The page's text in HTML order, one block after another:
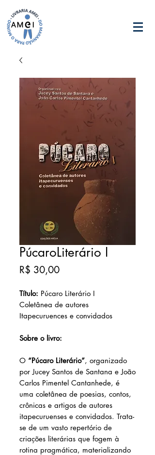
PúcaroLiterário I
R$ 30,00Preço
Título: Púcaro Literário I
Coletânea de autores
Itapecuruences e convidados
Sobre o livro:
O “Púcaro Literário”, organizado
por Jucey Santos de Santana e João
Carlos Pimentel Cantanhede, é
uma coletânea de poesias, contos,
crônicas e artigos de autores
itapecuruenses e convidados. Trata-
se de um vasto repertório de
criações literárias que fogem à
rotina pragmática, materializando